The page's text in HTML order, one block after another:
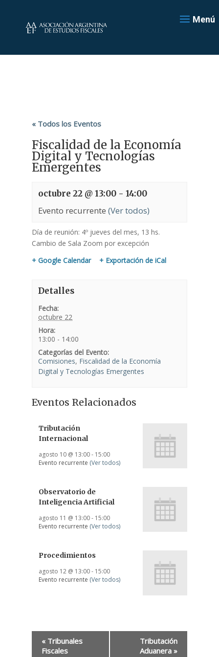
Menú
« Todos los Eventos
Fiscalidad de la Economía
Digital y Tecnologías
Emergentes
octubre 22 @ 13:00- 14:00
Evento recurrente (Ver todos)
Día de reunión: 4º jueves del mes, 13 hs.
Cambio de Sala Zoom por excepción
+ Google Calendar
+ Exportación de iCal
Detalles
Fecha:
octubre 22
Hora:
13:00 - 14:00
Categorías del Evento:
Comisiones, Fiscalidad de la Economía
Digital y Tecnologías Emergentes
Eventos Relacionados
Tributación
Internacional
agosto 10 @ 13:00- 15:00
Evento recurrente (Ver todos)
Observatorio de
Inteligencia Artificial
agosto 11 @ 13:00- 15:00
Evento recurrente (Ver todos)
Procedimientos
agosto 12 @ 13:00- 15:00
Evento recurrente (Ver todos)
«Tribunales
Fiscales
Tributación
Aduanera»